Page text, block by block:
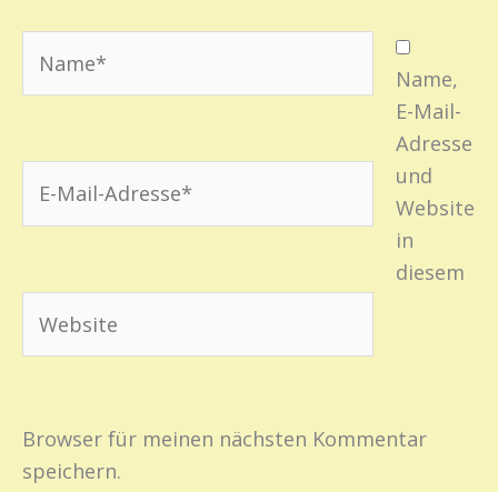
Mail-
Name,
E-Mail-
Adresse
und
Website
in
diesem
Browser für meinen nächsten Kommentar
speichern.